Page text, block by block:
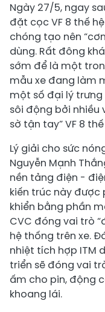
Ngày 27/5, ngay
đặt cọc VF 8 thế
chóng tạo nên
dùng. Rất đông
sớm để là một
mẫu xe đang làm
một số đại lý
sôi động bởi nhiều
sờ tận tay” VF 8
Lý giải cho sức
Nguyễn Mạnh
nền tảng điện -
kiến trúc này được
khiển bằng phần
CVC đóng vai trò
hệ thống trên xe.
nhiệt tích hợp ITM
triển sẽ đóng vai
ấm cho pin, động
khoang lái.